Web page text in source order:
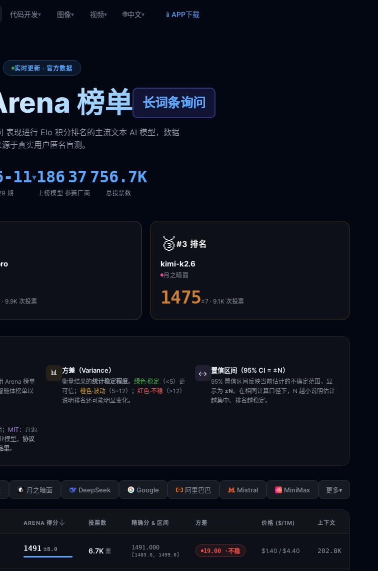
代码开发▾ 图像▾ 视频▾ 🌐中文▾ 📱 APP下载
实时更新 · 官方数据
榜单 长词条询问
表现进行 Elo 积分排名的主流文本 AI 模型，数据
源于真实用户匿名盲测。
11▾
期
186
上榜模型
37
参赛厂商
756.7K
总投票数
· 9.9K次投票
🥉 #3排名
kimi-k2.6
月之暗面
1475±7 · 9.1K次投票
Arena 榜单
能体榜单以
📊 方差（Variance）
衡量结果的统计稳定程度。 绿色·稳定 （<5）更
可信； 橙色·波动 （5~12）； 红色·不稳 （>12）
说明排名还可能明显变化。
↔️ 置信区间（95% CI = ±N）
95% 置信区间反映当前估计的不确定范围，显
示为 ±N。在相同计算口径下，N 越小说明估计
越集中、排名越稳定。
MIT ：开源
模型。 协议
里。
月之暗面 DeepSeek Google 阿里巴巴 Mistral MiniMax 更多▾
ARENA 得分 投票数 精确分 & 区间 方差 价格 ($/1M) 上下文
1491 ±8.0 6.7K 票
1491.000
[1483.0, 1499.0]
19.00 ·不稳 $1.40 / $4.40 202.8K